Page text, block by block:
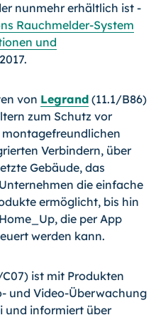
nunmehr erhältlich ist -
Rauchmelder-System
und
von Legrand (11.1/B86)
zum Schutz vor
Verbindern, über
Gebäude, das
die einfache
ermöglicht, bis hin
die per App
werden kann.
C07) ist mit Produkten
und Video-Überwachung
und informiert über